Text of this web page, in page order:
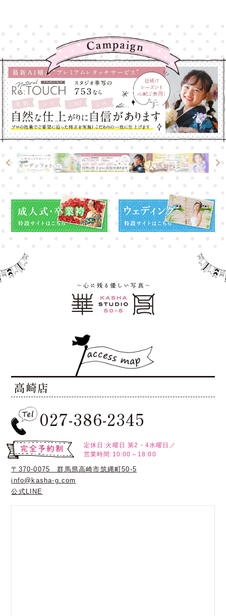
高崎店
027-386-2345
定休日:火曜日 第2・4水曜日／
営業時間:10:00～18:00
〒370-0075 群馬県高崎市筑縄町50-5
info@kasha-g.com
公式LINE
高崎店
大宮店
高崎店
大宮店